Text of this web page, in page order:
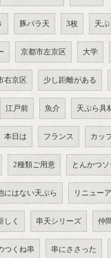
豚バラ天 3枚 天ぷ
京都市左京区 大学
右京区 少し距離がある
江戸前 魚介 天ぷら具
本日は フランス カッ
2種類ご用意 とんかつソ
にはない天ぷら リニュー
しく 串天シリーズ 仲
つくね串 串にささった